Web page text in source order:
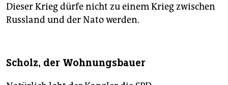
Dieser Krieg dürfe nicht zu einem Krieg zwischen
Russland und der Nato werden.
Scholz, der Wohnungsbauer